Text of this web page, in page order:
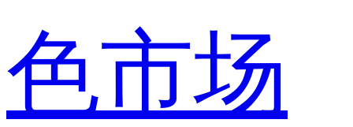
色市场